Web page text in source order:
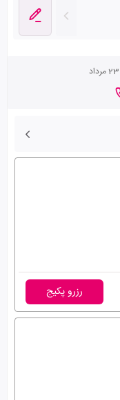
رزرو پکیج